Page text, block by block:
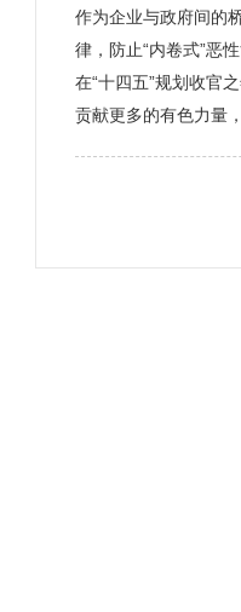
作为企业与政府间的
律，防止“内卷式”恶
在“十四五”规划收官
贡献更多的有色力量